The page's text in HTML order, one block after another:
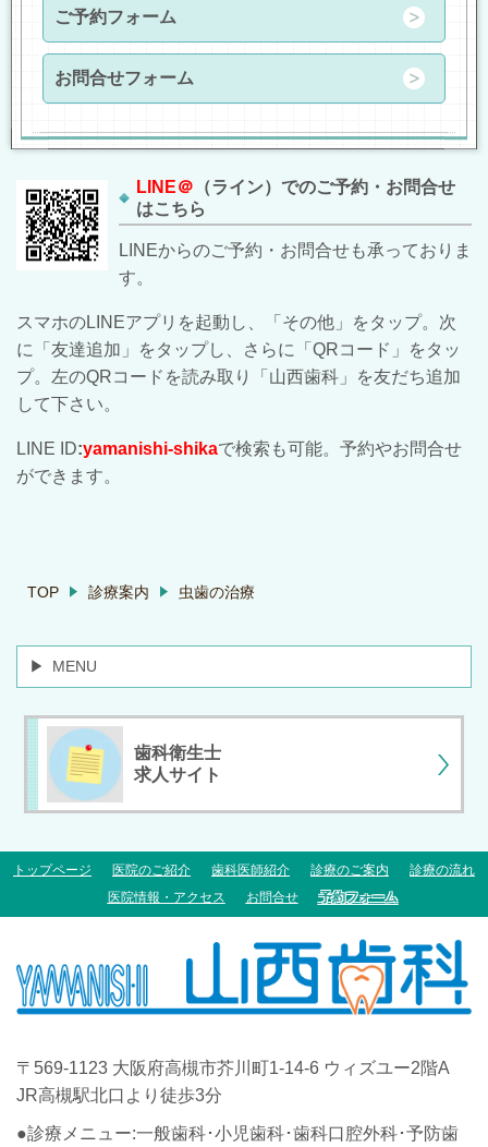
ご予約フォーム
お問合せフォーム
LINE＠ （ライン）でのご予約・お問合せ
はこちら
LINEからのご予約・お問合せも承っておりま
す。
スマホのLINEアプリを起動し、「その他」をタップ。次
に「友達追加」をタップし、さらに「QRコード」をタッ
プ。左のQRコードを読み取り「山西歯科」を友だち追加
して下さい。
LINE ID:yamanishi-shikaで検索も可能。予約やお問合せ
ができます。
TOP 診療案内 虫歯の治療
MENU
歯科衛生士
求人サイト
トップページ 医院のご紹介 歯科医師紹介 診療のご案内
診療の流れ
医院情報・アクセス
お問合せ 予約フォーム
〒569-1123 大阪府高槻市芥川町1-14-6 ウィズユー2階A
JR高槻駅北口より徒歩3分
●診療メニュー:一般歯科･小児歯科･歯科口腔外科･予防歯